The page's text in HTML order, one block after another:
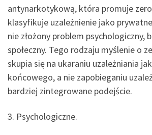
antynarkotykową, która promuje
klasyfikuje uzależnienie jako
nie złożony problem psychologiczny,
społeczny. Tego rodzaju myślenie o
skupia się na ukaraniu uzależniania
końcowego, a nie zapobieganiu
bardziej zintegrowane podejście.
3. Psychologiczne.